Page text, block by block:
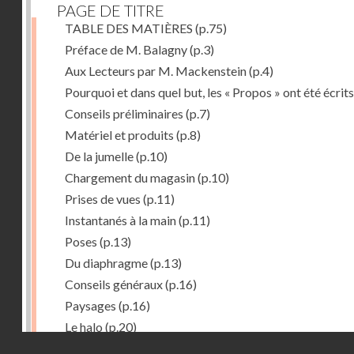
PAGE DE TITRE
TABLE DES MATIÈRES (p.75)
Préface de M. Balagny(p.3)
Aux Lecteurs par M. Mackenstein(p.4)
Pourquoi et dans quel but, les « Propos » ont été écrits
Conseils préliminaires (p.7)
Matériel et produits (p.8)
De la jumelle(p.10)
Chargement du magasin(p.10)
Prises de vues (p.11)
Instantanés à la main(p.11)
Poses (p.13)
Du diaphragme(p.13)
Conseils généraux(p.16)
Paysages (p.16)
Le halo (p.20)